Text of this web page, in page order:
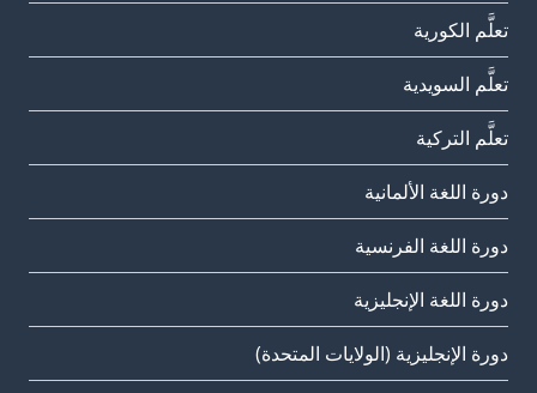
تعلَّم الكورية
تعلَّم السويدية
تعلَّم التركية
دورة اللغة الألمانية
دورة اللغة الفرنسية
دورة اللغة الإنجليزية
دورة الإنجليزية (الولايات المتحدة)